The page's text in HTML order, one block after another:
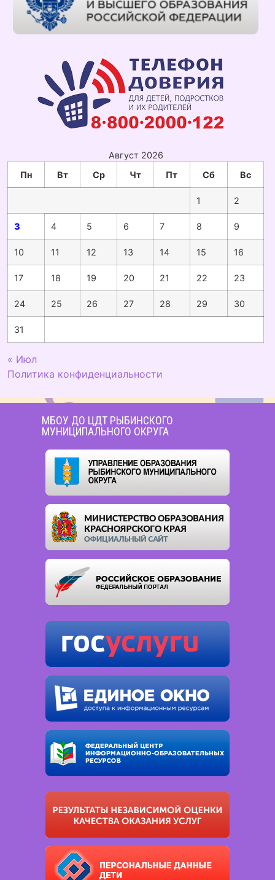
Август 2026
Пн
Вт Ср Чт Пт Сб Вс
1 2
3 4 5 6 7 8 9
10 11 12 13 14 15 16
17 18 19 20 21 22 23
24 25 26 27 28 29 30
31
« Июл
Политика конфиденциальности
МБОУ ДО ЦДТ РЫБИНСКОГО
МУНИЦИПАЛЬНОГО ОКРУГА